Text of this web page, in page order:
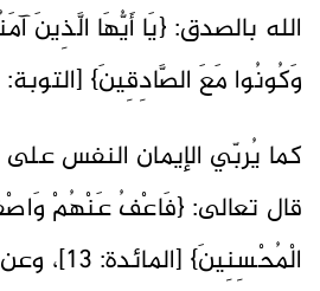
الله بالصدق: {يَا أَيُّهَا الَّذِينَ
وَكُونُوا مَعَ الصَّادِقِينَ} [التوبة: 119].
كما يُربّي الإيمان النفس على
قال تعالى: {فَاعْفُ عَنْهُمْ
الْمُحْسِنِينَ}